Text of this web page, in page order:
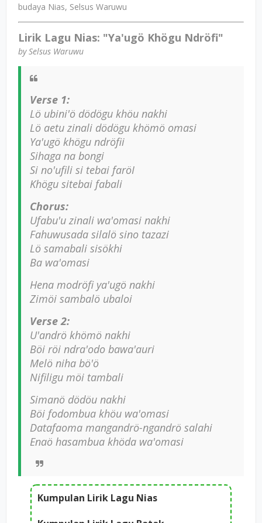
budaya Nias, Selsus Waruwu
Lirik Lagu Nias: "Ya'ugö Khögu Ndröfi"
by Selsus Waruwu
Verse 1:
Lö ubini'ö dödögu khöu nakhi
Lö aetu zinali dödögu khömö omasi
Ya'ugö khögu ndröfii
Sihaga na bongi
Si no'ufili si tebai faröI
Khögu sitebai fabali
Chorus:
Ufabu'u zinali wa'omasi nakhi
Fahuwusada silalö sino tazazi
Lö samabali sisökhi
Ba wa'omasi
Hena modröfi ya'ugö nakhi
Zimöi sambalö ubaloi
Verse 2:
U'andrö khömö nakhi
Böi röi ndra'odo bawa'auri
Melö niha bö'ö
Nifiligu möi tambali
Simanö dödöu nakhi
Böi fodombua khöu wa'omasi
Datafaoma mangandrö-ngandrö salahi
Enaö hasambua khöda wa'omasi
Kumpulan Lirik Lagu Nias